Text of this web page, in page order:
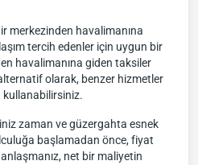
merkezinden havalimanına
tercih edenler için uygun bir
havalimanına giden taksiler
olarak, benzer hizmetler
kullanabilirsiniz.
zaman ve güzergahta esnek
başlamadan önce, fiyat
net bir maliyetin